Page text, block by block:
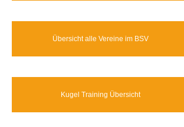
Übersicht alle Vereine im BSV
Kugel Training Übersicht